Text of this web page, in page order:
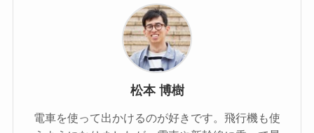
松本 博樹
電車を使って出かけるのが好きです。飛行機も使